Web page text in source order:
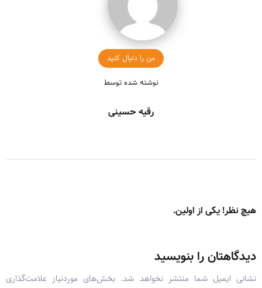
من را دنبال کنید
نوشته شده توسط
رقیه حسینی
هیچ نظر! یکی از اولین.
دیدگاهتان را بنویسید
نشانی ایمیل شما منتشر نخواهد شد. بخش‌های موردنیاز علامت‌گذاری